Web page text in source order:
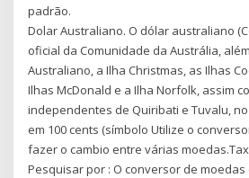
padrão.
Dolar Australiano. O dólar australiano
oficial da Comunidade da Austrália,
Australiano, a Ilha Christmas, as Ilhas
Ilhas McDonald e a Ilha Norfolk, assim
independentes de Quiribati e Tuvalu,
em 100 cents (símbolo Utilize o
fazer o cambio entre várias
Pesquisar por : O conversor de moedas